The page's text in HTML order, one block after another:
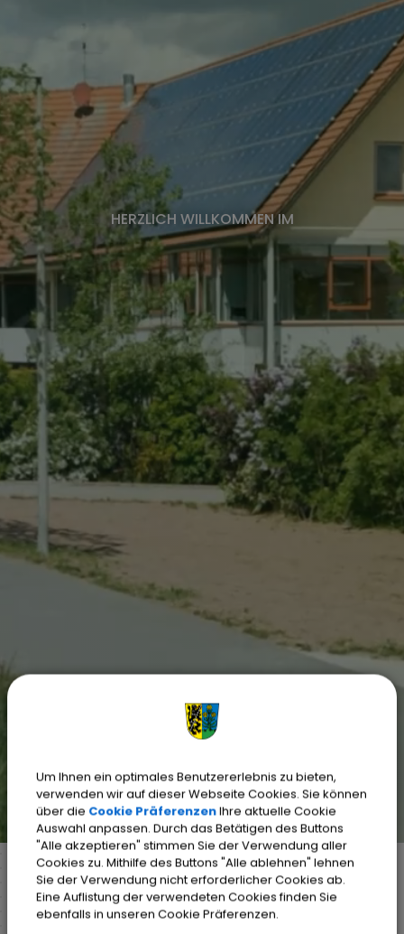
HERZLICH WILLKOMMEN IM
Markt Weisendorf Bürgerinfo
Rathaus
Mitarbeiter A-Z
Detail
Um Ihnen ein optimales Benutzererlebnis zu bieten,
verwenden wir auf dieser Webseite Cookies. Sie können
über die Cookie PräferenzenIhre aktuelle Cookie
Auswahl anpassen. Durch das Betätigen des Buttons
"Alle akzeptieren" stimmen Sie der Verwendung aller
Cookies zu. Mithilfe des Buttons "Alle ablehnen" lehnen
Sie der Verwendung nicht erforderlicher Cookies ab.
Eine Auflistung der verwendeten Cookies finden Sie
ebenfalls in unseren Cookie Präferenzen.